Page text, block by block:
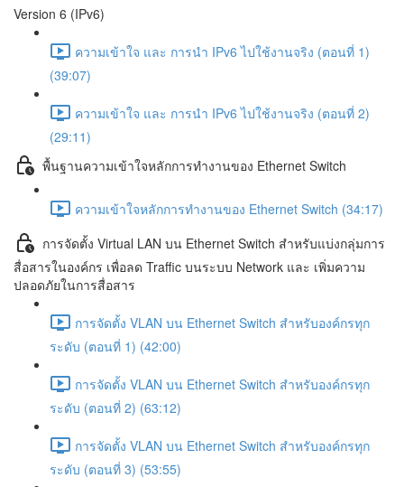
Version 6 (IPv6)
ความเข้าใจ และ การนำ IPv6 ไปใช้งานจริง (ตอนที่ 1)
(39:07)
ความเข้าใจ และ การนำ IPv6 ไปใช้งานจริง (ตอนที่ 2)
(29:11)
พื้นฐานความเข้าใจหลักการทำงานของ Ethernet Switch
ความเข้าใจหลักการทำงานของ Ethernet Switch (34:17)
การจัดตั้ง Virtual LAN บน Ethernet Switch สำหรับแบ่งกลุ่มการ
สื่อสารในองค์กร เพื่อลด Traffic บนระบบ Network และ เพิ่มความ
ปลอดภัยในการสื่อสาร
การจัดตั้ง VLAN บน Ethernet Switch สำหรับองค์กรทุก
ระดับ (ตอนที่ 1) (42:00)
การจัดตั้ง VLAN บน Ethernet Switch สำหรับองค์กรทุก
ระดับ (ตอนที่ 2) (63:12)
การจัดตั้ง VLAN บน Ethernet Switch สำหรับองค์กรทุก
ระดับ (ตอนที่ 3) (53:55)